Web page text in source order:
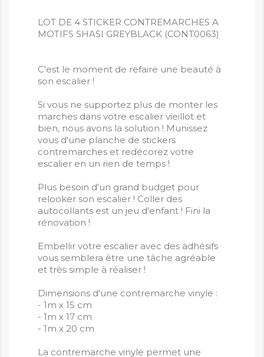
LOT DE 4 STICKER CONTREMARCHES A
MOTIFS SHASI GREYBLACK (CONT0063)
C'est le moment de refaire une beauté à
son escalier !
Si vous ne supportez plus de monter les
marches dans votre escalier vieillot et
bien, nous avons la solution ! Munissez
vous d'une planche de stickers
contremarches et redécorez votre
escalier en un rien de temps !
Plus besoin d'un grand budget pour
relooker son escalier ! Coller des
autocollants est un jeu d'enfant ! Fini la
rénovation !
Embellir votre escalier avec des adhésifs
vous semblera être une tâche agréable
et très simple à réaliser !
Dimensions d'une contremarche vinyle :
- 1m x 15 cm
- 1m x 17 cm
- 1m x 20 cm
La contremarche vinyle permet une